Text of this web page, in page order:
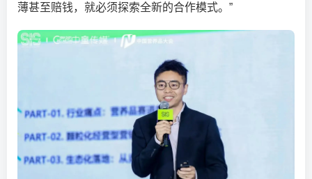
薄甚至赔钱，就必须探索全新的合作模式。”